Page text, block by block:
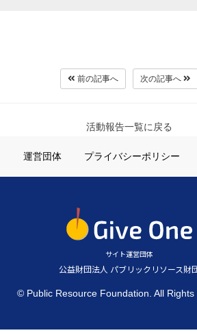
前の記事へ 次の記事へ
活動報告一覧に戻る
運営団体 プライバシーポリシー
サイト運営団体
公益財団法人 パブリックリソース財
© Public Resource Foundation. All Rights